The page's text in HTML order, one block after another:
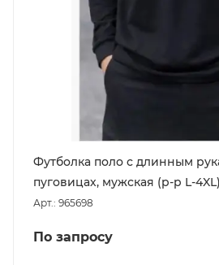
Футболка поло с длинным
пуговицах, мужская (р-р L-4XL)
Арт.: 965698
По запросу